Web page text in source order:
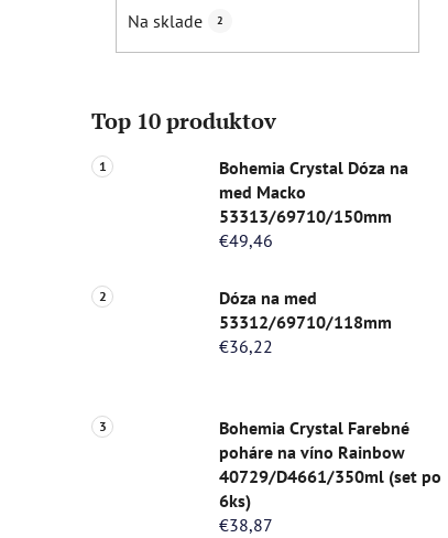
Na sklade 2
Top 10 produktov
Bohemia Crystal Dóza na
med Macko
53313/69710/150mm
€49,46
Dóza na med
53312/69710/118mm
€36,22
Bohemia Crystal Farebné
poháre na víno Rainbow
40729/D4661/350ml (set po
6ks)
€38,87